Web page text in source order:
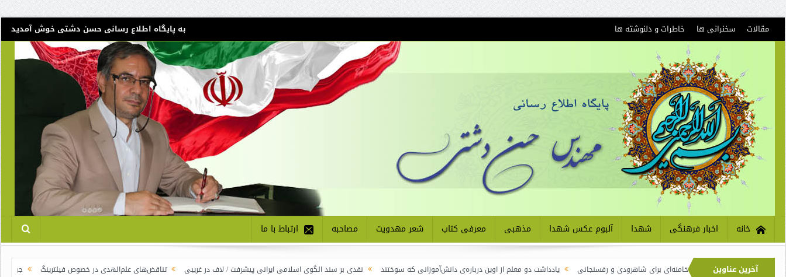
به پایگاه اطلاع رسانی حسن دشتی خوش آمدید مقالات سخنرانی ها خاطرات و دلنوشته ها
خانه اخبار فرهنگی شهدا آلبوم عکس شهدا مذهبی معرفی کتاب شعر مهدویت مصاحبه ارتباط با ما
آخرین عناوین
نماز آیت‌الله خامنه‌ای برای شاهرودی و رفسنجانی یادداشت دو معلم از اوین درباره‌ی دانش‌آموزانی که سوختند نقدی بر سند الگوی اسلامی ایرانی پیشرفت / لاف در غریبی تناقض‌های علم‌الهدی در خصوص فیلترینگ جوانگرایی به سبک